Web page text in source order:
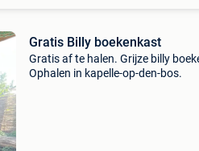
Gratis Billy boekenkast
Gratis af te halen. Grijze billy
Ophalen in kapelle-op-den-bos.